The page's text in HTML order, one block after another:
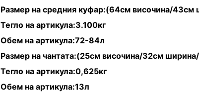
Размер на средния куфар:(64см височина/
Тегло на артикула:3.100кг
Обем на артикула:72-84л
Размер на чантата:(25см височина/32см
Тегло на артикула:0,625кг
Обем на артикула:13л